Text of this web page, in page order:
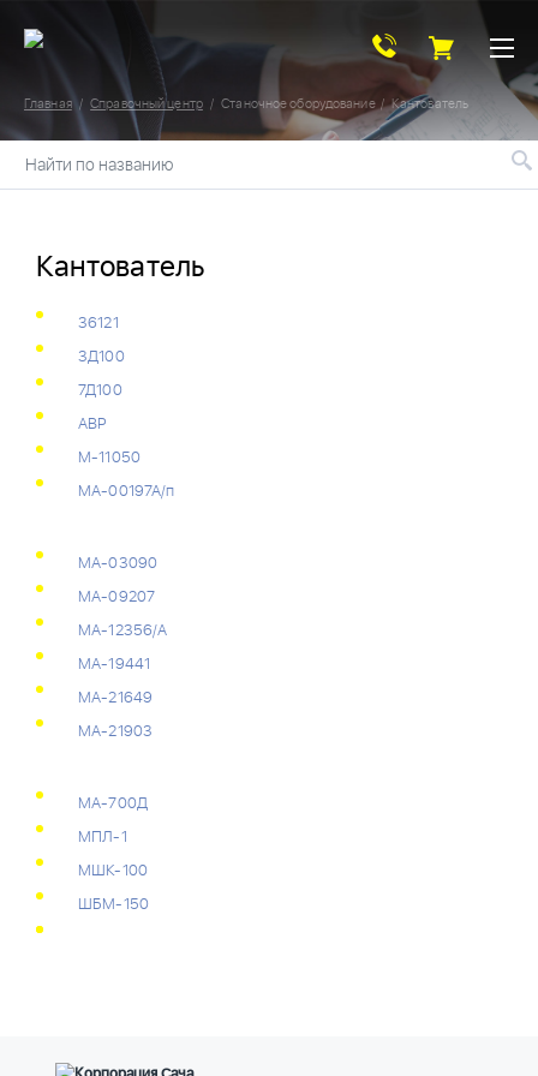
Главная Справочный центр Станочное оборудование Кантователь
Найти по названию
Кантователь
36121
3Д100
7Д100
АВР
М-11050
МА-00197А/п
МА-03090
МА-09207
МА-12356/А
МА-19441
МА-21649
МА-21903
МА-700Д
МПЛ-1
МШК-100
ШБМ-150